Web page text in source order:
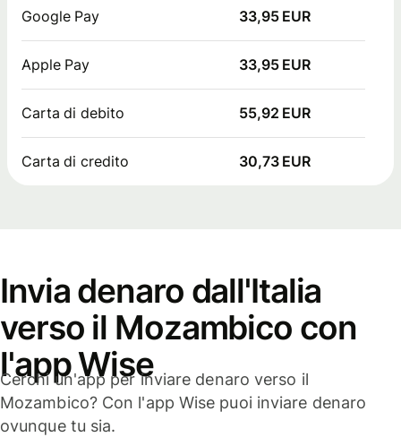
Google Pay 33,95 EUR
Apple Pay 33,95 EUR
Carta di debito 55,92 EUR
Carta di credito 30,73 EUR
Invia denaro dall'Italia
verso il Mozambico con
l'app Wise
Cerchi un'app per inviare denaro verso il
Mozambico? Con l'app Wise puoi inviare denaro
ovunque tu sia.